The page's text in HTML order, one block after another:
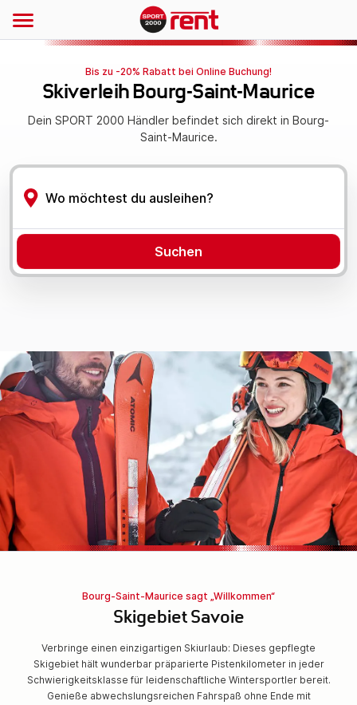
Bis zu -20% Rabatt bei Online Buchung!
Skiverleih Bourg-Saint-Maurice
Dein SPORT 2000 Händler befindet sich direkt in Bourg-
Saint-Maurice.
Bourg-Saint-Maurice sagt „Willkommen“
Skigebiet Savoie
Verbringe einen einzigartigen Skiurlaub: Dieses gepflegte
Skigebiet hält wunderbar präparierte Pistenkilometer in jeder
Schwierigkeitsklasse für leidenschaftliche Wintersportler bereit.
Genieße abwechslungsreichen Fahrspaß ohne Ende mit